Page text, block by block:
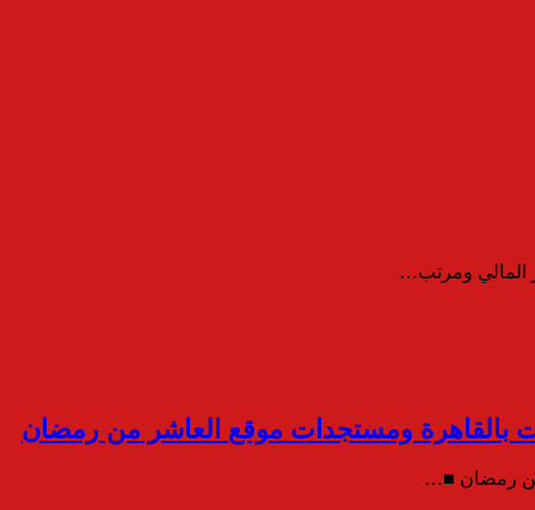
المالي ومرتب…
بالقاهرة ومستجدات موقع العاشر من رمضان
من رمضان ■…